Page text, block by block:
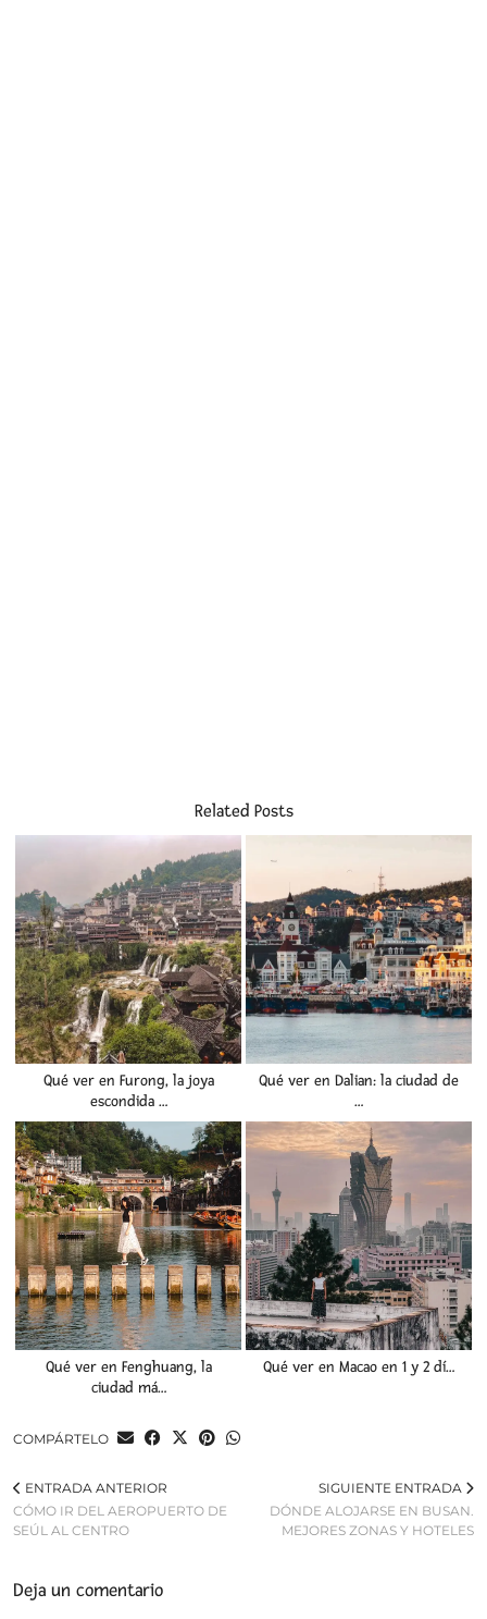
Related Posts
Qué ver en Furong, la joya
escondida …
Qué ver en Dalian: la ciudad de
…
Qué ver en Fenghuang, la
ciudad má…
Qué ver en Macao en 1 y 2 dí…
COMPÁRTELO
ENTRADA ANTERIOR
CÓMO IR DEL AEROPUERTO DE
SEÚL AL CENTRO
SIGUIENTE ENTRADA
DÓNDE ALOJARSE EN BUSAN.
MEJORES ZONAS Y HOTELES
Deja un comentario